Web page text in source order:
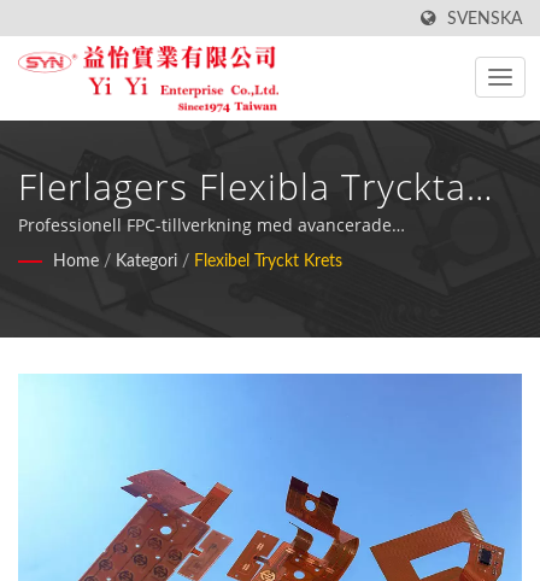
SVENSKA
Flerlagers Flexibla Tryckta
Kretslösningar
Professionell FPC-tillverkning med avancerade
anpassningsmöjligheter för olika elektroniska tillämpningar
Home / Kategori / Flexibel Tryckt Krets